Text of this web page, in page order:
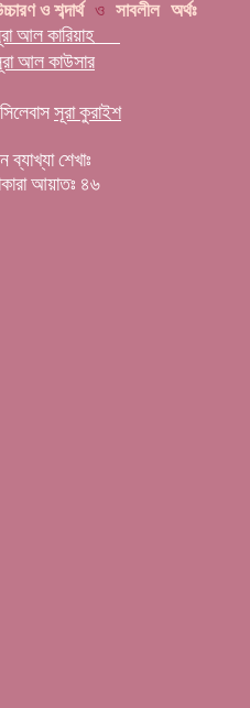
ও শব্দার্থও সাবলীল অর্থঃ
আল কারিয়াহ
আল কাউসার
সূরা কুরাইশ
শেখাঃ
আয়াতঃ ৪৬